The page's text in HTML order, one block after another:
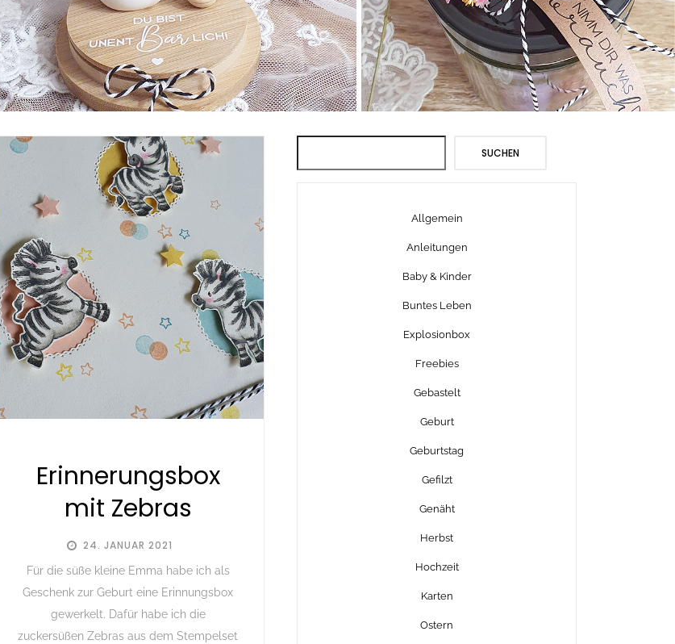
24. JANUAR 2021
Erinnerungsbox
mit Zebras
Für die süße kleine Emma habe ich als
Geschenk zur Geburt eine Erinnungsbox
gewerkelt. Dafür habe ich die
zuckersüßen Zebras aus dem Stempelset
SUCHEN
Allgemein
Anleitungen
Baby & Kinder
Buntes Leben
Explosionbox
Freebies
Gebastelt
Geburt
Geburtstag
Gefilzt
Genäht
Herbst
Hochzeit
Karten
Ostern